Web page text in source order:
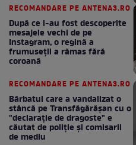
RECOMANDARE PE ANTENA3.RO
După ce i-au fost descoperite
mesajele vechi de pe
Instagram, o regină a
frumuseții a rămas fără
coroană
RECOMANDARE PE ANTENA3.RO
Bărbatul care a vandalizat o
stâncă pe Transfăgărășan cu o
"declaraţie de dragoste" e
căutat de poliție și comisarii
de mediu